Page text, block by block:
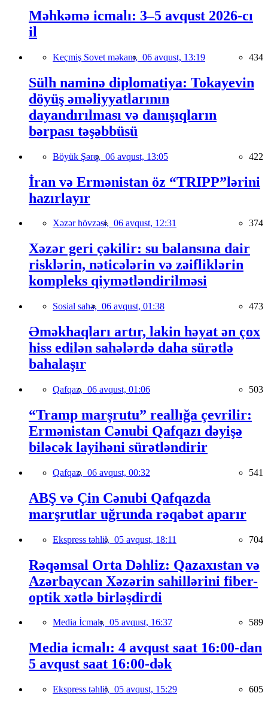
Məhkəmə icmalı: 3–5 avqust 2026-cı
il
Keçmiş Sovet məkanı, 06 avqust, 13:19 434
Sülh naminə diplomatiya: Tokayevin
döyüş əməliyyatlarının
dayandırılması və danışıqların
bərpası təşəbbüsü
Böyük Şərq, 06 avqust, 13:05 422
İran və Ermənistan öz “TRIPP”lərini
hazırlayır
Xəzər hövzəsi, 06 avqust, 12:31 374
Xəzər geri çəkilir: su balansına dair
risklərin, nəticələrin və zəifliklərin
kompleks qiymətləndirilməsi
Sosial sahə, 06 avqust, 01:38 473
Əməkhaqları artır, lakin həyat ən çox
hiss edilən sahələrdə daha sürətlə
bahalaşır
Qafqaz, 06 avqust, 01:06 503
“Tramp marşrutu” reallığa çevrilir:
Ermənistan Cənubi Qafqazı dəyişə
biləcək layihəni sürətləndirir
Qafqaz, 06 avqust, 00:32 541
ABŞ və Çin Cənubi Qafqazda
marşrutlar uğrunda rəqabət aparır
Ekspress təhlil, 05 avqust, 18:11 704
Rəqəmsal Orta Dəhliz: Qazaxıstan və
Azərbaycan Xəzərin sahillərini fiber-
optik xətlə birləşdirdi
Media İcmalı, 05 avqust, 16:37 589
Media icmalı: 4 avqust saat 16:00-dan
5 avqust saat 16:00-dək
Ekspress təhlil, 05 avqust, 15:29 605